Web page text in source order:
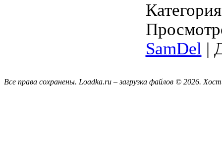
SamDel |
Все права сохранены. Loadka.ru – загрузка файлов © 2026.